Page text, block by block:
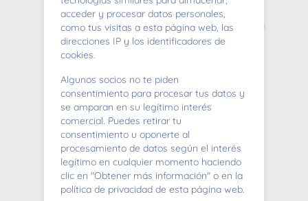
404
Whoops! Lo sentimos mucho.
acceder y procesar datos personales,
como tus visitas a esta página web, las
direcciones IP y los identificadores de
cookies.
Algunos socios no te piden
consentimiento para procesar tus datos y
se amparan en su legítimo interés
comercial. Puedes retirar tu
consentimiento u oponerte al
procesamiento de datos según el interés
legítimo en cualquier momento haciendo
clic en "Obtener más información" o en la
política de privacidad de esta página web.